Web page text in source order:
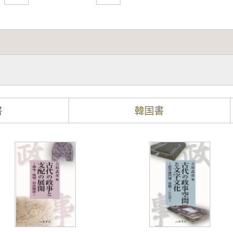
韓国書